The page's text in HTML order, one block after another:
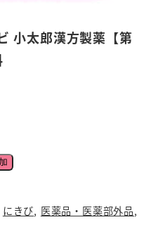
小太郎漢方製薬【第
にきび, 医薬品・医薬部外品,